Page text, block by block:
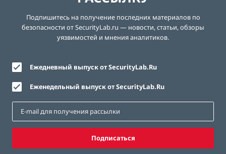
Подпишитесь на получение последних материалов по
безопасности от SecurityLab.ru — новости, статьи, обзоры
уязвимостей и мнения аналитиков.
Ежедневный выпуск от SecurityLab.Ru
Еженедельный выпуск от SecurityLab.Ru
Подписаться